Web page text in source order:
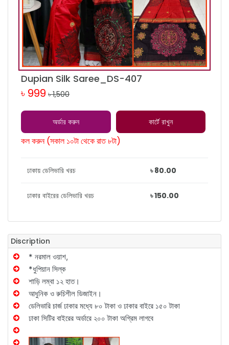
Dupian Silk Saree_DS-407
৳ 999 ৳ 1,500
অর্ডার করুন কার্টে রাখুন
কল করুন (সকাল ১০টা থেকে রাত ৮টা)
ঢাকায় ডেলিভারি খরচ ৳ 80.00
ঢাকার বাইরের ডেলিভারি খরচ ৳ 150.00
Discription
* নরমাল ওয়াশ,
*ধুপিয়ান সিল্ক
শাড়ি লম্বা ১২ হাত।
আধুনিক ও রুচিশীল ডিজাইন।
ডেলিভারি চার্জ ঢাকার মধ্যে ৮০ টাকা ও ঢাকার বাইরে ১৫০ টাকা
ঢাকা সিটির বাইরের অর্ডারে ২০০ টাকা অগ্রিম লাগবে